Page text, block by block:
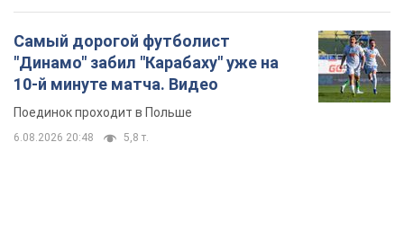
Самый дорогой футболист
"Динамо" забил "Карабаху" уже на
10-й минуте матча. Видео
Поединок проходит в Польше
6.08.2026 20:48 5,8 т.